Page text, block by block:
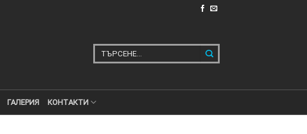
за:
ГАЛЕРИЯ КОНТАКТИ